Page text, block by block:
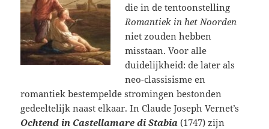
die in de tentoonstelling
Romantiek in het Noorden
niet zouden hebben
misstaan. Voor alle
duidelijkheid: de later als
neo-classisisme en
romantiek bestempelde stromingen bestonden
gedeeltelijk naast elkaar. In Claude Joseph Vernet’s
Ochtend in Castellamare di Stabia (1747) zijn